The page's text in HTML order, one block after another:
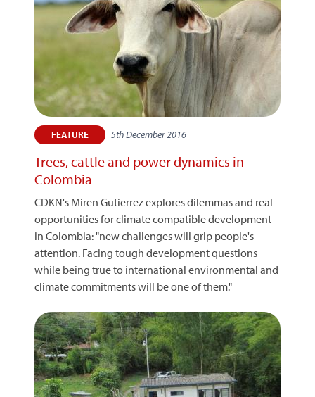
FEATURE 5th December 2016
Trees, cattle and power dynamics in
Colombia
CDKN's Miren Gutierrez explores dilemmas and real
opportunities for climate compatible development
in Colombia: "new challenges will grip people's
attention. Facing tough development questions
while being true to international environmental and
climate commitments will be one of them."